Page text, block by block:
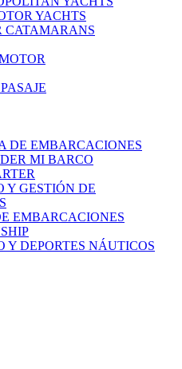
YACHTS
CATAMARANS
DE EMBARCACIONES
MI BARCO
Y GESTIÓN DE
EMBARCACIONES
Y DEPORTES NÁUTICOS